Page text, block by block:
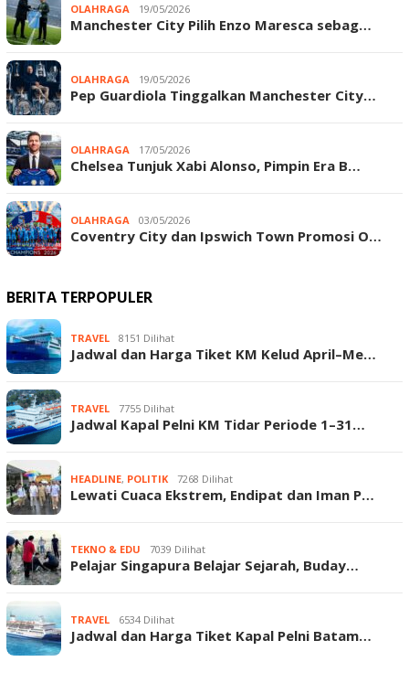
OLAHRAGA 19/05/2026
Manchester City Pilih Enzo Maresca sebag…
OLAHRAGA 19/05/2026
Pep Guardiola Tinggalkan Manchester City…
OLAHRAGA 17/05/2026
Chelsea Tunjuk Xabi Alonso, Pimpin Era B…
OLAHRAGA 03/05/2026
Coventry City dan Ipswich Town Promosi O…
BERITA TERPOPULER
TRAVEL 8151 Dilihat
Jadwal dan Harga Tiket KM Kelud April–Me…
TRAVEL 7755 Dilihat
Jadwal Kapal Pelni KM Tidar Periode 1–31…
HEADLINE, POLITIK 7268 Dilihat
Lewati Cuaca Ekstrem, Endipat dan Iman P…
TEKNO & EDU 7039 Dilihat
Pelajar Singapura Belajar Sejarah, Buday…
TRAVEL 6534 Dilihat
Jadwal dan Harga Tiket Kapal Pelni Batam…